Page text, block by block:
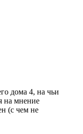
дома 4, на чьи
на мнение
(с чем не